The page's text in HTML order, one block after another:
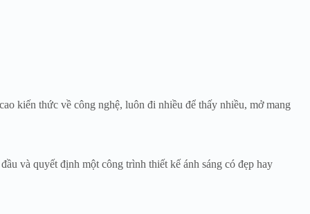
kiến thức về công nghệ, luôn đi nhiều để thấy nhiều, mở mang
và quyết định một công trình thiết kế ánh sáng có đẹp hay